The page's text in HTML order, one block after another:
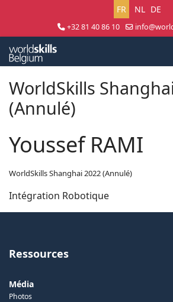
Sélectionnez
FR NL DE
+32 81 40 86 10
WorldSkills
(Annulé)
Youssef RAMI
WorldSkills Shanghai 2022 (Annulé)
Intégration Robotique
Ressources
Média
Photos